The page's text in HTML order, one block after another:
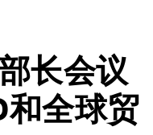
长会议
全球贸